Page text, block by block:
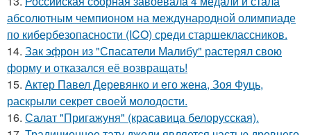
абсолютным чемпионом на международной олимпиаде
по кибербезопасности (ICO) среди старшеклассников.
14. Зак эфрон из "Спасатели Малибу" растерял свою
форму и отказался её возвращать!
15. Актер Павел Деревянко и его жена, Зоя Фуць,
раскрыли секрет своей молодости.
16. Салат "Пригажуня" (красавица белорусская).